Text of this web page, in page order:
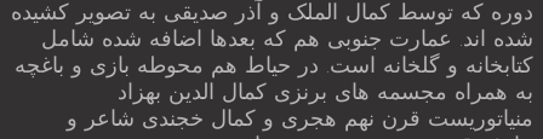
دوره که توسط کمال الملک و آذر صدیقی به تصویر کشیده
شده اند. عمارت جنوبی هم که بعدها اضافه شده شامل
کتابخانه و گلخانه است. در حیاط هم محوطه بازی و باغچه
به همراه مجسمه های برنزی کمال الدین بهزاد
منیاتوریست قرن نهم هجری و کمال خجندی شاعر و